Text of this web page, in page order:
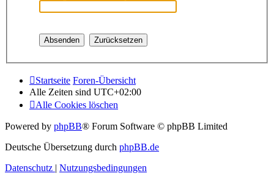
Startseite Foren-Übersicht
Alle Zeiten sind UTC+02:00
Alle Cookies löschen
Powered by phpBB® Forum Software © phpBB Limited
Deutsche Übersetzung durch phpBB.de
Datenschutz | Nutzungsbedingungen